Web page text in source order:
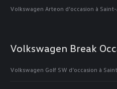
Volkswagen Arteon d’occasion à
Volkswagen Break
Volkswagen Golf SW d’occasion à